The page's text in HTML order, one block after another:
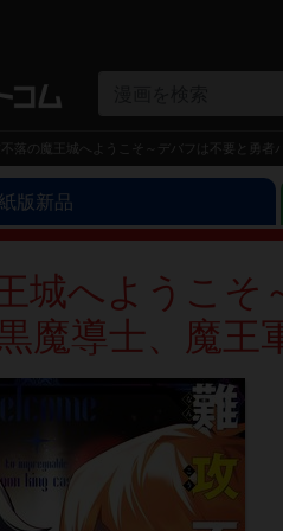
不落の魔王城へようこそ～デバフは不要と勇
版新品
城へようこ
魔導士、魔